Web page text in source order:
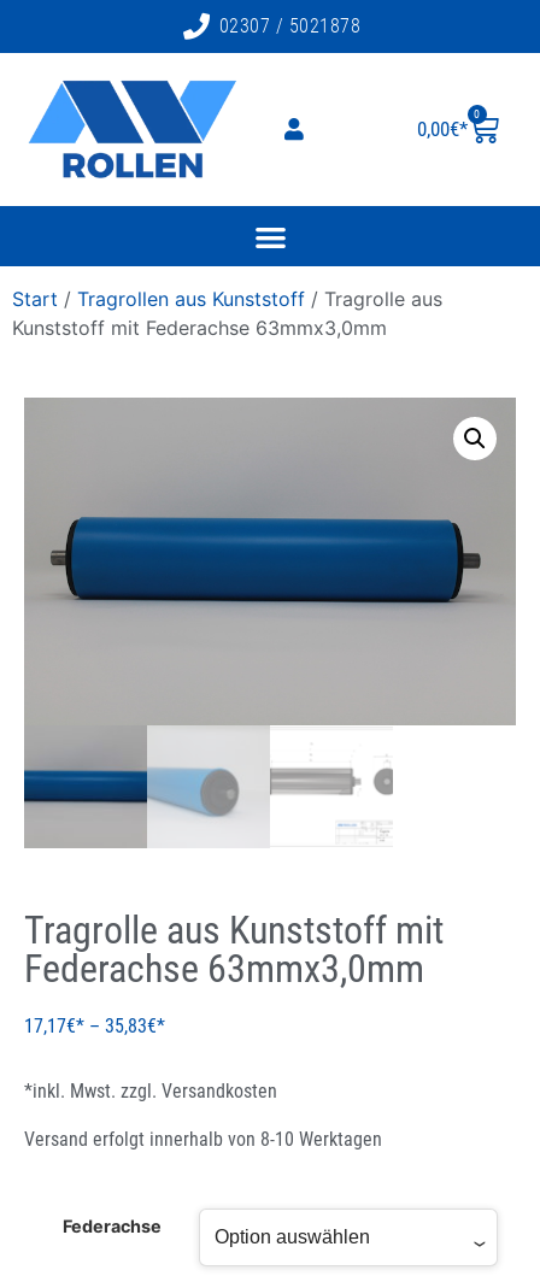
02307 / 5021878
0,00€
0
Start / Tragrollen aus Kunststoff / Tragrolle aus
Kunststoff mit Federachse 63mmx3,0mm
Tragrolle aus Kunststoff mit
Federachse 63mmx3,0mm
17,17€ – 35,83€
*inkl. Mwst. zzgl. Versandkosten
Versand erfolgt innerhalb von 8-10 Werktagen
Federachse